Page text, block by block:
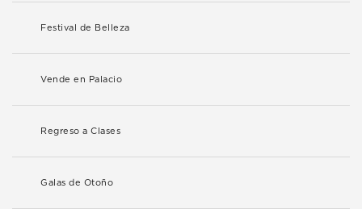
Festival de Belleza
Vende en Palacio
Regreso a Clases
Galas de Otoño